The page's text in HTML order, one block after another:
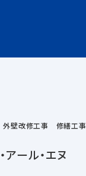
壁改修工事 修繕工事
ール・エヌ